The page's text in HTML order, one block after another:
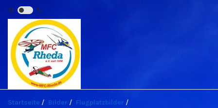
Startseite Bilder
Flugplatzbilder